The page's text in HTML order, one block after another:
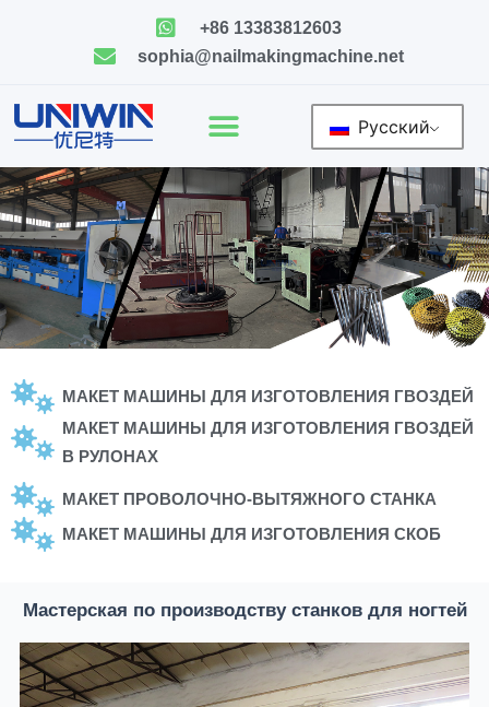
+86 13383812603
sophia@nailmakingmachine.net
Русский
МАКЕТ МАШИНЫ ДЛЯ ИЗГОТОВЛЕНИЯ ГВОЗДЕЙ
МАКЕТ МАШИНЫ ДЛЯ ИЗГОТОВЛЕНИЯ ГВОЗДЕЙ
В РУЛОНАХ
МАКЕТ ПРОВОЛОЧНО-ВЫТЯЖНОГО СТАНКА
МАКЕТ МАШИНЫ ДЛЯ ИЗГОТОВЛЕНИЯ СКОБ
Мастерская по производству станков для ногтей